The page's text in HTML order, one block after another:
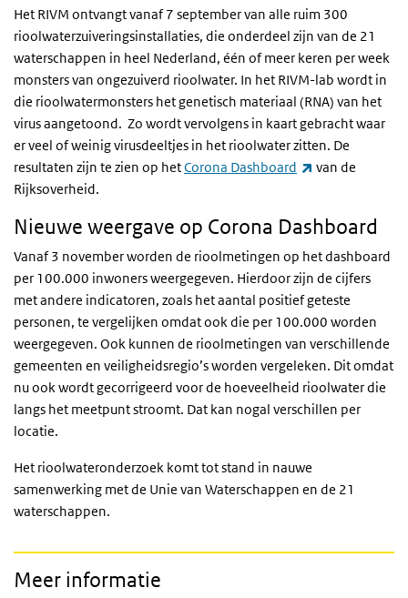
Het RIVM ontvangt vanaf 7 september van alle ruim 300
rioolwaterzuiveringsinstallaties, die onderdeel zijn van de 21
waterschappen in heel Nederland, één of meer keren per week
monsters van ongezuiverd rioolwater. In het RIVM-lab wordt in
die rioolwatermonsters het genetisch materiaal (RNA) van het
virus aangetoond. Zo wordt vervolgens in kaart gebracht waar
er veel of weinig virusdeeltjes in het rioolwater zitten. De
resultaten zijn te zien op hetCorona Dashboard (externe link)
van de
Rijksoverheid.
Nieuwe weergave op Corona Dashboard
Vanaf 3 november worden de rioolmetingen op het dashboard
per 100.000 inwoners weergegeven. Hierdoor zijn de cijfers
met andere indicatoren, zoals het aantal positief geteste
personen, te vergelijken omdat ook die per 100.000 worden
weergegeven. Ook kunnen de rioolmetingen van verschillende
gemeenten en veiligheidsregio’s worden vergeleken. Dit omdat
nu ook wordt gecorrigeerd voor de hoeveelheid rioolwater die
langs het meetpunt stroomt. Dat kan nogal verschillen per
locatie.
Het rioolwateronderzoek komt tot stand in nauwe
samenwerking met de Unie van Waterschappen en de 21
waterschappen.
Meer informatie